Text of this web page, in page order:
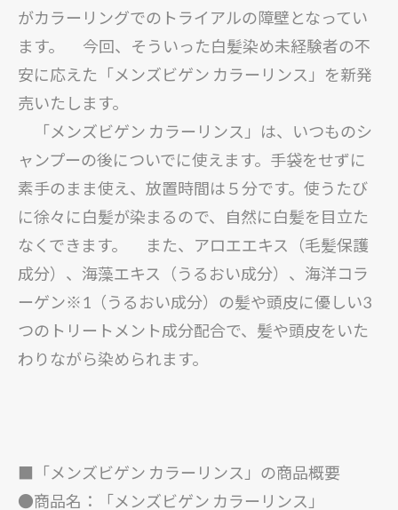
がカラーリングでのトライアルの障壁となってい
ます。 今回、そういった白髪染め未経験者の不
安に応えた「メンズビゲン カラーリンス」を新発
売いたします。
「メンズビゲン カラーリンス」は、いつものシ
ャンプーの後についでに使えます。手袋をせずに
素手のまま使え、放置時間は５分です。使うたび
に徐々に白髪が染まるので、自然に白髪を目立た
なくできます。 また、アロエエキス（毛髪保護
成分）、海藻エキス（うるおい成分）、海洋コラ
ーゲン※1（うるおい成分）の髪や頭皮に優しい3
つのトリートメント成分配合で、髪や頭皮をいた
わりながら染められます。
■「メンズビゲン カラーリンス」の商品概要
●商品名：「メンズビゲン カラーリンス」